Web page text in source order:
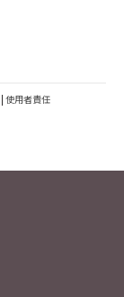
| 使用者責任